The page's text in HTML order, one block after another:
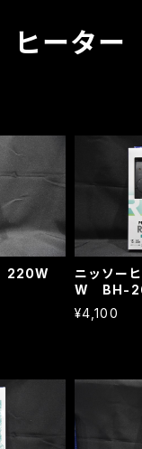
ヒーター
220W
ニッソー
W BH-
¥4,100